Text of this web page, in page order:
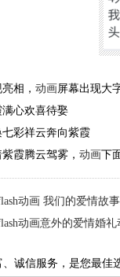
相， 动画屏幕出现大
心欢喜待娶
彩祥云奔向紫霞
霞腾云驾雾， 动画下
动画 我们的爱情故事
动画意外的爱情婚礼
诚信服务，是您最佳